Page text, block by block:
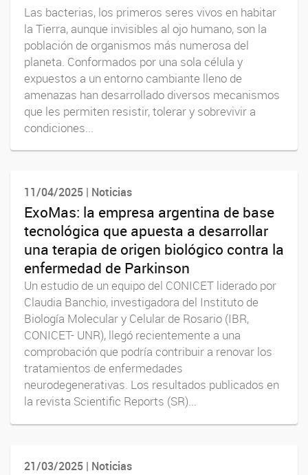
Las bacterias, los primeros seres vivos en habitar
la Tierra, aunque invisibles al ojo humano, son la
población de organismos más numerosa del
planeta. Conformados por una sola célula y
expuestos a un entorno cambiante lleno de
amenazas han desarrollado diversos mecanismos
que les permiten resistir, tolerar y sobrevivir a
condiciones...
11/04/2025 | Noticias
ExoMas: la empresa argentina de base
tecnológica que apuesta a desarrollar
una terapia de origen biológico contra la
enfermedad de Parkinson
Un estudio de un equipo del CONICET liderado por
Claudia Banchio, investigadora del Instituto de
Biología Molecular y Celular de Rosario (IBR,
CONICET- UNR), llegó recientemente a una
comprobación que podría contribuir a renovar los
tratamientos de enfermedades
neurodegenerativas. Los resultados publicados en
la revista Scientific Reports (SR)...
21/03/2025 | Noticias